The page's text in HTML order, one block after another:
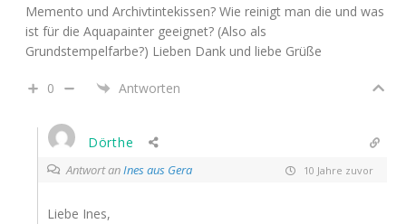
Memento und Archivtintekissen? Wie reinigt man die und was
ist für die Aquapainter geeignet? (Also als
Grundstempelfarbe?) Lieben Dank und liebe Grüße
0 Antworten
Dörthe
Antwort anInes aus Gera 10 Jahre zuvor
Liebe Ines,